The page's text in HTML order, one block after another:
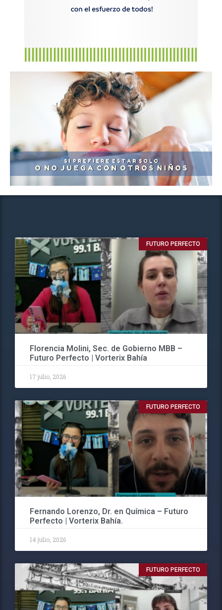
FUTURO PERFECTO
Florencia Molini, Sec. de Gobierno MBB –
Futuro Perfecto | Vorterix Bahía
17 julio, 2026
FUTURO PERFECTO
Fernando Lorenzo, Dr. en Química – Futuro
Perfecto | Vorterix Bahía.
14 julio, 2026
FUTURO PERFECTO